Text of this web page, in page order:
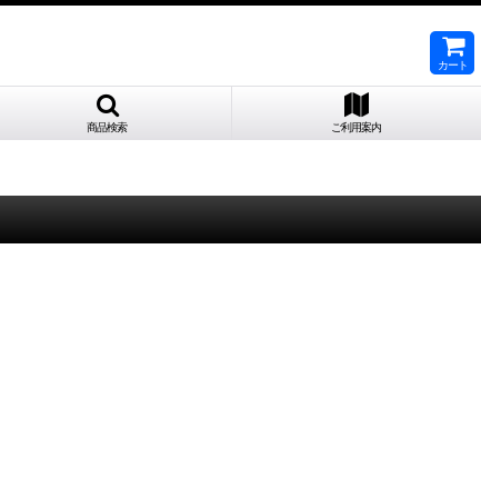
カート
商品検索 ご利用案内